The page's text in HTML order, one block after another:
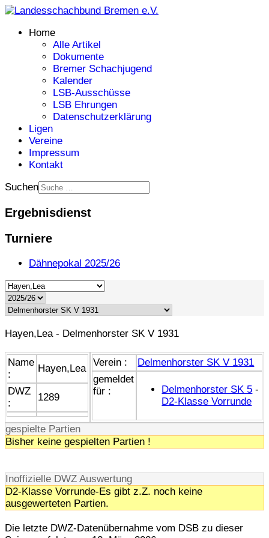
Home
Alle Artikel
Dokumente
Bremer Schachjugend
Kalender
LSB-Ausschüsse
LSB Ehrungen
Datenschutzerklärung
Ligen
Vereine
Impressum
Kontakt
Suchen
Ergebnisdienst
Turniere
Dähnepokal 2025/26
Hayen,Lea - Delmenhorster SK V 1931
Name
:
Hayen,Lea
DWZ
:
1289
Verein :
Delmenhorster SK V 1931
gemeldet
für :
Delmenhorster SK 5 -
D2-Klasse Vorrunde
gespielte Partien
Bisher keine gespielten Partien !
Inoffizielle DWZ Auswertung
D2-Klasse Vorrunde-Es gibt z.Z. noch keine
ausgewerteten Partien.
Die letzte DWZ-Datenübernahme vom DSB zu dieser